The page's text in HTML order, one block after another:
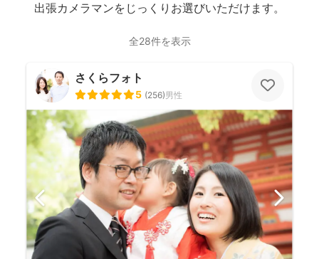
出張カメラマンをじっくりお選びいただけます。
全28件を表示
さくらフォト
5 (256)男性